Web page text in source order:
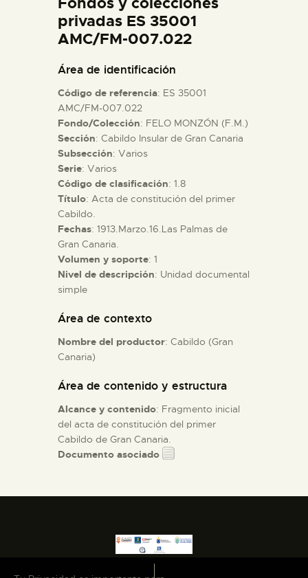
ESPAÑOL
ACTIVIDADES
█
EL MUSEO
COLECCIONES
DIDÁCTICA
privadas ES 35001
AMC/FM-007.022
Área de identificación
Código de referencia: ES 35001
AMC/FM-007.022
Fondo/Colección: FELO MONZÓN (F.M.)
Sección: Cabildo Insular de Gran Canaria
Subsección: Varios
Serie: Varios
Código de clasificación: 1.8
Título: Acta de constitución del primer
Cabildo.
Fechas: 1913.Marzo.16.Las Palmas de
Gran Canaria.
Volumen y soporte: 1
Nivel de descripción: Unidad documental
simple
Área de contexto
Nombre del productor: Cabildo (Gran
Canaria)
Área de contenido y estructura
Alcance y contenido: Fragmento inicial
del acta de constitución del primer
Cabildo de Gran Canaria.
Documento asociado